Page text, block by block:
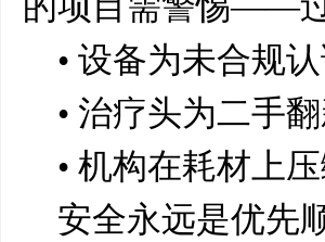
• 设备为未合规
• 治疗头为二手
• 机构在耗材上
安全永远是优先